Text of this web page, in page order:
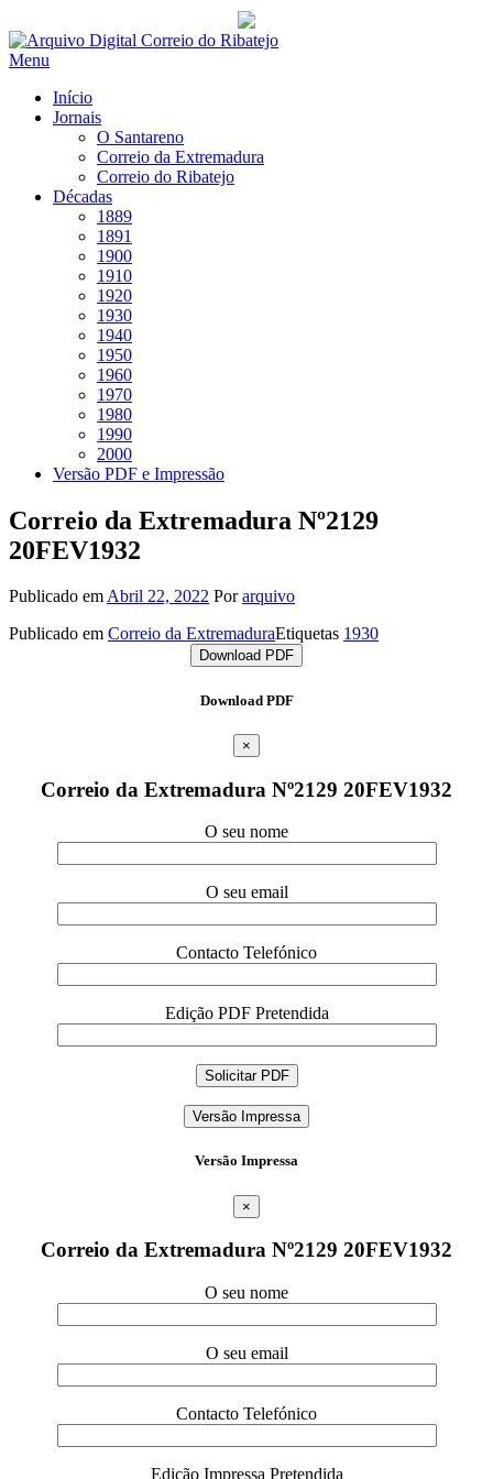
Saltar
para
Menu
Início
Jornais
O Santareno
Correio da Extremadura
Correio do Ribatejo
Décadas
1889
1891
1900
1910
1920
1930
1940
1950
1960
1970
1980
1990
2000
Versão PDF e Impressão
Correio da Extremadura Nº2129
20FEV1932
Publicado emAbril 22, 2022 Porarquivo
Publicado em Correio da ExtremaduraEtiquetas 1930
Download PDF
Download PDF
×
Correio da Extremadura Nº2129 20FEV1932
O seu nome
O seu email
Contacto Telefónico
Edição PDF Pretendida
Versão Impressa
Versão Impressa
×
Correio da Extremadura Nº2129 20FEV1932
O seu nome
O seu email
Contacto Telefónico
Edição Impressa Pretendida